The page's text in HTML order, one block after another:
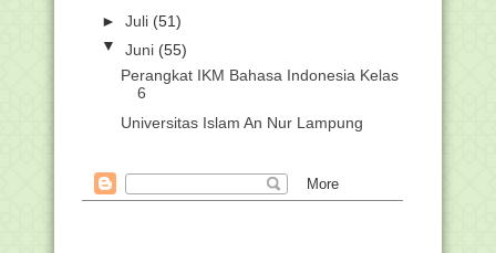
► Juli (51)
▼ Juni (55)
Perangkat IKM Bahasa Indonesia Kelas
6
Universitas Islam An Nur Lampung
Struktur Kurikulum Madrasah Aliyah
(MA) Berdasarka...